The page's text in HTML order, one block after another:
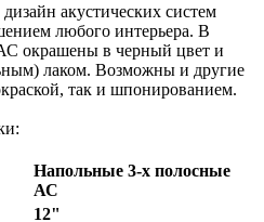
акустических систем
любого интерьера. В
окрашены в черный цвет и
лаком. Возможны и другие
так и шпонированием.
Напольные 3-х полосные
АС
12"